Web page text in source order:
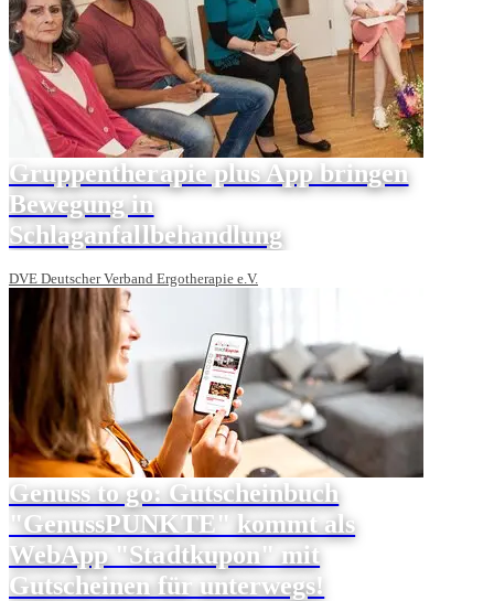
Gruppentherapie plus App bringen
Bewegung in
Schlaganfallbehandlung
DVE Deutscher Verband Ergotherapie e.V.
Genuss to go: Gutscheinbuch
"GenussPUNKTE" kommt als
WebApp "Stadtkupon" mit
Gutscheinen für unterwegs!